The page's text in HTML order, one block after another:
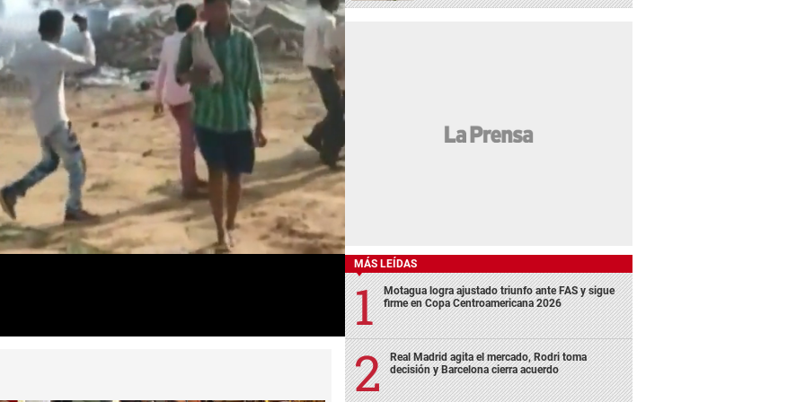
MÁS LEÍDAS
Motagua logra ajustado triunfo ante FAS y sigue
firme en Copa Centroamericana 2026
Real Madrid agita el mercado, Rodri toma
decisión y Barcelona cierra acuerdo